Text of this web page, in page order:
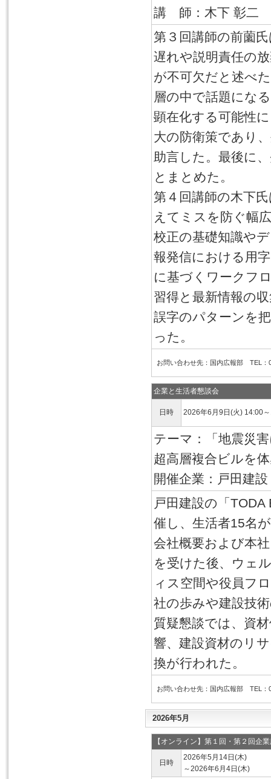
講 師：木下 彰二
第３回講師の前薗
遅れや説明責任の
が不可欠だと述べ
層の中で話題にな
顕在化する可能性
大の防衛策であり
助言した。最後に
とまとめた。
第４回講師の木下
えてミスを防ぐ幅
校正の基礎知識や
報発信における用
に基づくワークフ
習得と最新情報の
誤字のパターンを
った。
お問い合わせ先：国内広報部 TEL：
企業と生活者懇談会
日時 2026年6月9日(火) 14:00
テーマ：「地震災
超高層複合ビルを
開催企業：戸田建設
戸田建設の「
催し、生活者15名
会社概要および本
を受けた後、ウェ
ィス空間や役員フ
社の歩みや建設技
質疑懇談では、資
響、建設資材のリ
換が行われた。
お問い合わせ先：国内広報部 TEL：
2026年5月
【オンライン】第１回・第２回企
日時
2026年5月14日(木)
～2026年6月4日(木)